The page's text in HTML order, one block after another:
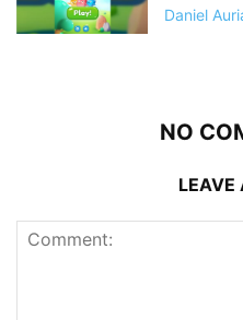
Daniel
NO
LEAVE